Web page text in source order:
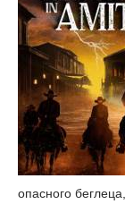
опасного